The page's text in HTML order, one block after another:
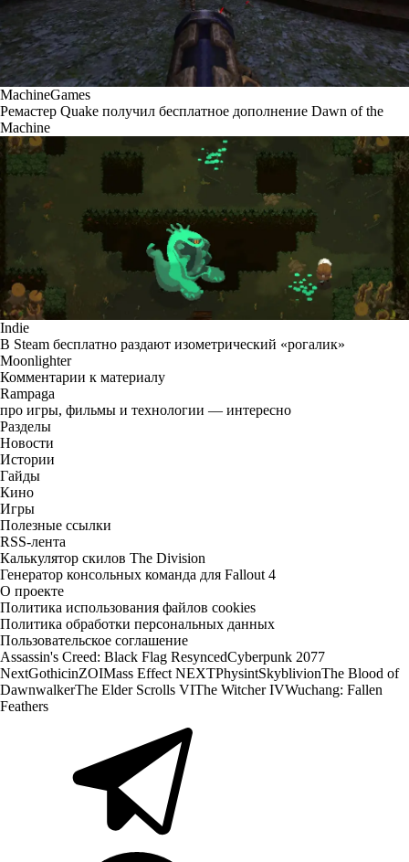
MachineGames
Ремастер Quake получил бесплатное дополнение Dawn of the
Machine
Indie
В Steam бесплатно раздают изометрический «рогалик»
Moonlighter
Комментарии к материалу
Rampaga
про игры, фильмы и технологии — интересно
Разделы
Новости
Истории
Гайды
Кино
Игры
Полезные ссылки
RSS-лента
Калькулятор скилов The Division
Генератор консольных команда для Fallout 4
О проекте
Политика использования файлов cookies
Политика обработки персональных данных
Пользовательское соглашение
Assassin's Creed: Black Flag ResyncedCyberpunk 2077
NextGothicinZOIMass Effect NEXTPhysintSkyblivionThe Blood of
DawnwalkerThe Elder Scrolls VIThe Witcher IVWuchang: Fallen
Feathers